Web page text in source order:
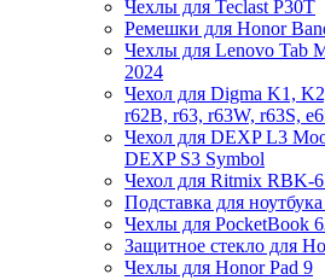
Чехлы для Teclast P30T
Ремешки для Honor
Чехлы для Lenovo Tab
2024
Чехол для Digma K1,
r62B, r63, r63W, r63S,
Чехол для DEXP L3
DEXP S3 Symbol
Чехол для Ritmix RBK-
Подставка для
Чехлы для PocketBook
Защитное стекло для
Чехлы для Honor Pad 9